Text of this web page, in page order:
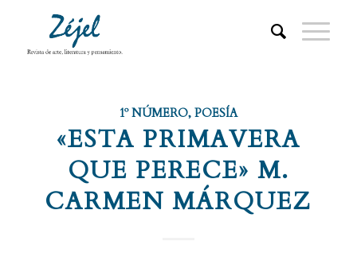
1º NÚMERO,POESÍA
«ESTA PRIMAVERA
QUE PERECE» M.
CARMEN MÁRQUEZ